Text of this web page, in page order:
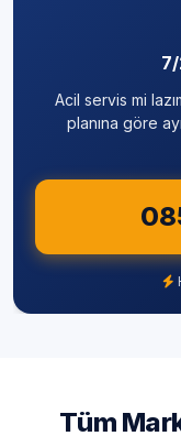
Acil servis mi
planına göre
Tüm